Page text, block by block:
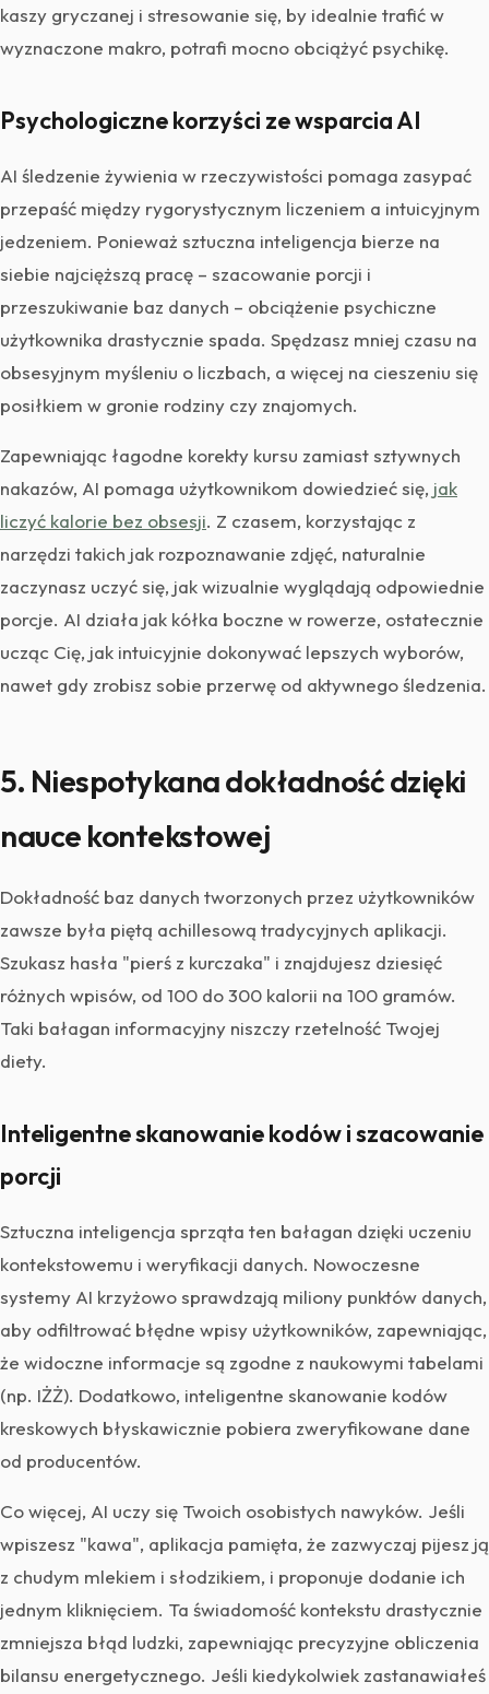
kaszy gryczanej i stresowanie się, by idealnie trafić w
wyznaczone makro, potrafi mocno obciążyć psychikę.
Psychologiczne korzyści ze wsparcia AI
AI śledzenie żywienia w rzeczywistości pomaga zasypać
przepaść między rygorystycznym liczeniem a intuicyjnym
jedzeniem. Ponieważ sztuczna inteligencja bierze na
siebie najcięższą pracę – szacowanie porcji i
przeszukiwanie baz danych – obciążenie psychiczne
użytkownika drastycznie spada. Spędzasz mniej czasu na
obsesyjnym myśleniu o liczbach, a więcej na cieszeniu się
posiłkiem w gronie rodziny czy znajomych.
Zapewniając łagodne korekty kursu zamiast sztywnych
nakazów, AI pomaga użytkownikom dowiedzieć się, jak
liczyć kalorie bez obsesji. Z czasem, korzystając z
narzędzi takich jak rozpoznawanie zdjęć, naturalnie
zaczynasz uczyć się, jak wizualnie wyglądają odpowiednie
porcje. AI działa jak kółka boczne w rowerze, ostatecznie
ucząc Cię, jak intuicyjnie dokonywać lepszych wyborów,
nawet gdy zrobisz sobie przerwę od aktywnego śledzenia.
5. Niespotykana dokładność dzięki
nauce kontekstowej
Dokładność baz danych tworzonych przez użytkowników
zawsze była piętą achillesową tradycyjnych aplikacji.
Szukasz hasła "pierś z kurczaka" i znajdujesz dziesięć
różnych wpisów, od 100 do 300 kalorii na 100 gramów.
Taki bałagan informacyjny niszczy rzetelność Twojej
diety.
Inteligentne skanowanie kodów i szacowanie
porcji
Sztuczna inteligencja sprząta ten bałagan dzięki uczeniu
kontekstowemu i weryfikacji danych. Nowoczesne
systemy AI krzyżowo sprawdzają miliony punktów danych,
aby odfiltrować błędne wpisy użytkowników, zapewniając,
że widoczne informacje są zgodne z naukowymi tabelami
(np. IŻŻ). Dodatkowo, inteligentne skanowanie kodów
kreskowych błyskawicznie pobiera zweryfikowane dane
od producentów.
Co więcej, AI uczy się Twoich osobistych nawyków. Jeśli
wpiszesz "kawa", aplikacja pamięta, że zazwyczaj pijesz ją
z chudym mlekiem i słodzikiem, i proponuje dodanie ich
jednym kliknięciem. Ta świadomość kontekstu drastycznie
zmniejsza błąd ludzki, zapewniając precyzyjne obliczenia
bilansu energetycznego. Jeśli kiedykolwiek zastanawiałeś